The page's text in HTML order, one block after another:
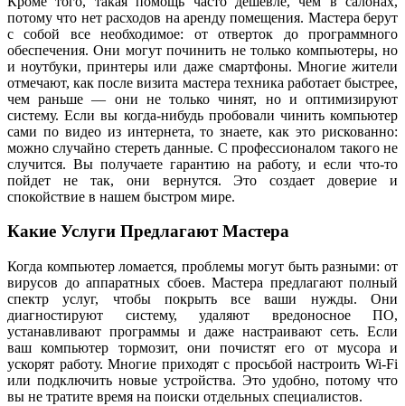
потому что нет расходов на аренду помещения. Мастера берут
с собой все необходимое: от отверток до программного
обеспечения. Они могут починить не только компьютеры, но
и ноутбуки, принтеры или даже смартфоны. Многие жители
отмечают, как после визита мастера техника работает быстрее,
чем раньше — они не только чинят, но и оптимизируют
систему. Если вы когда-нибудь пробовали чинить компьютер
сами по видео из интернета, то знаете, как это рискованно:
можно случайно стереть данные. С профессионалом такого не
случится. Вы получаете гарантию на работу, и если что-то
пойдет не так, они вернутся. Это создает доверие и
спокойствие в нашем быстром мире.
Какие Услуги Предлагают Мастера
Когда компьютер ломается, проблемы могут быть разными: от
вирусов до аппаратных сбоев. Мастера предлагают полный
спектр услуг, чтобы покрыть все ваши нужды. Они
диагностируют систему, удаляют вредоносное ПО,
устанавливают программы и даже настраивают сеть. Если
ваш компьютер тормозит, они почистят его от мусора и
ускорят работу. Многие приходят с просьбой настроить Wi-Fi
или подключить новые устройства. Это удобно, потому что
вы не тратите время на поиски отдельных специалистов.